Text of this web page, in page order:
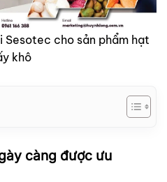
Sesotec cho sản phẩm hạt
khô
càng được ưu